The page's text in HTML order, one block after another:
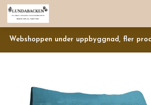
Webshoppen under uppbyggnad, fler